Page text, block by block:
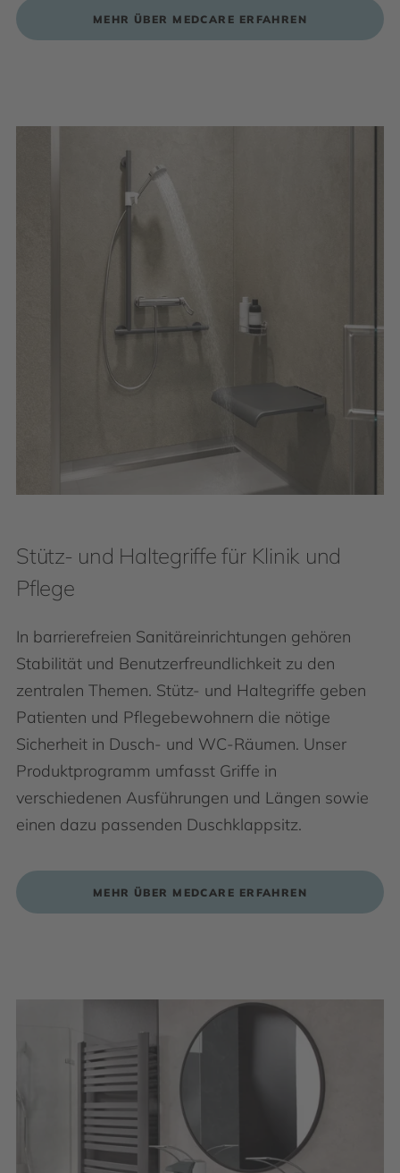
MEHR ÜBER MEDCARE ERFAHREN
Stütz- und Haltegriffe für Klinik und
Pflege
In barrierefreien Sanitäreinrichtungen gehören
Stabilität und Benutzerfreundlichkeit zu den
zentralen Themen. Stütz- und Haltegriffe geben
Patienten und Pflegebewohnern die nötige
Sicherheit in Dusch- und WC-Räumen. Unser
Produktprogramm umfasst Griffe in
verschiedenen Ausführungen und Längen sowie
einen dazu passenden Duschklappsitz.
MEHR ÜBER MEDCARE ERFAHREN